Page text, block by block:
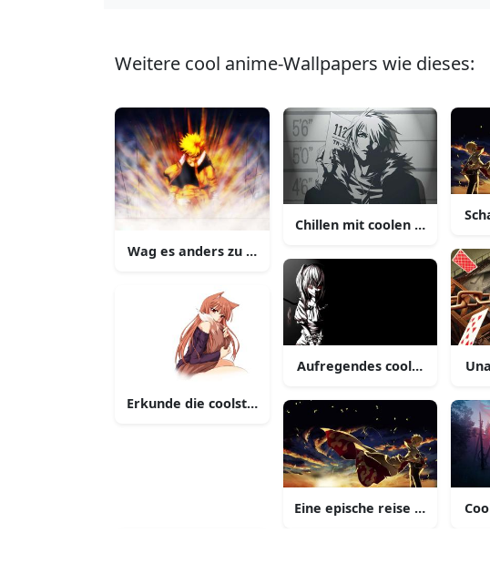
Weitere cool anime-Wallpapers wie dieses:
Wag es anders zu sein mit diesem stylischen coolen
Erkunde die coolsten anime welten
Chillen mit coolen anime
Aufregendes cooles anime
Eine epische reise beginnt